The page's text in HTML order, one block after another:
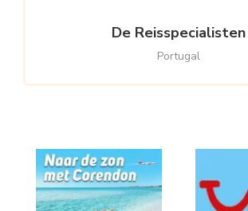
De Reisspecialisten
Portugal